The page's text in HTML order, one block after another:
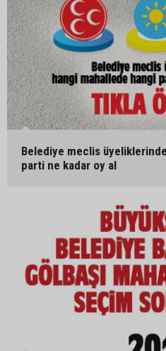
Belediye meclis
parti ne kadar oy al